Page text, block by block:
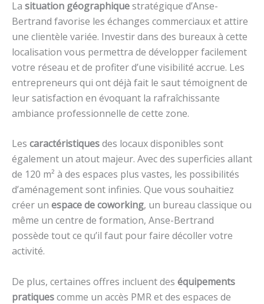
La situation géographiquestratégique d’Anse-
Bertrand favorise les échanges commerciaux et attire
une clientèle variée. Investir dans des bureaux à cette
localisation vous permettra de développer facilement
votre réseau et de profiter d’une visibilité accrue. Les
entrepreneurs qui ont déjà fait le saut témoignent de
leur satisfaction en évoquant la rafraîchissante
ambiance professionnelle de cette zone.
Les caractéristiquesdes locaux disponibles sont
également un atout majeur. Avec des superficies allant
de 120 m² à des espaces plus vastes, les possibilités
d’aménagement sont infinies. Que vous souhaitiez
créer un espace de coworking, un bureau classique ou
même un centre de formation, Anse-Bertrand
possède tout ce qu’il faut pour faire décoller votre
activité.
De plus, certaines offres incluent des équipements
pratiquescomme un accès PMR et des espaces de